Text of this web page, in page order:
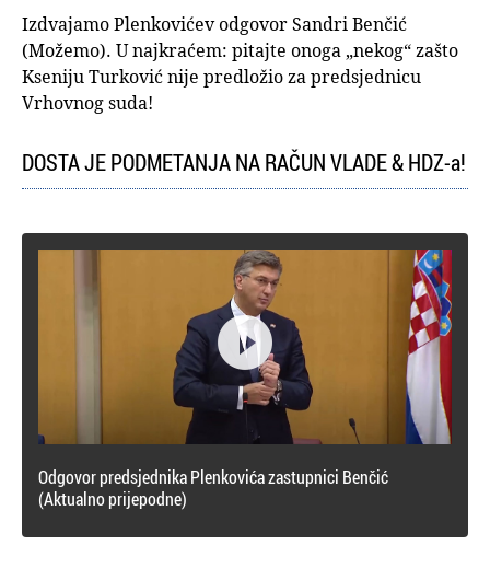
Izdvajamo Plenkovićev odgovor Sandri Benčić
(Možemo). U najkraćem: pitajte onoga „nekog“ zašto
Kseniju Turković nije predložio za predsjednicu
Vrhovnog suda!
DOSTA JE PODMETANJA NA RAČUN VLADE & HDZ-a!

Odgovor predsjednika Plenkovića zastupnici Benčić
(Aktualno prijepodne)